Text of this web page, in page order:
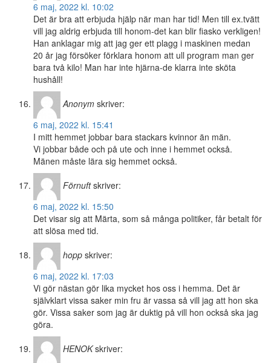
6 maj, 2022 kl. 10:02
Det är bra att erbjuda hjälp när man har tid! Men till ex.tvätt
vill jag aldrig erbjuda till honom-det kan blir fiasko verkligen!
Han anklagar mig att jag ger ett plagg i maskinen medan
20 år jag försöker förklara honom att ull program man ger
bara två kilo! Man har inte hjärna-de klarra inte sköta
hushåll!
Anonym skriver:
6 maj, 2022 kl. 15:41
I mitt hemmet jobbar bara stackars kvinnor än män.
Vi jobbar både och på ute och inne i hemmet också.
Mänen måste lära sig hemmet också.
Förnuft skriver:
6 maj, 2022 kl. 15:50
Det visar sig att Märta, som så många politiker, får betalt för
att slösa med tid.
hopp skriver:
6 maj, 2022 kl. 17:03
Vi gör nästan gör lika mycket hos oss i hemma. Det är
självklart vissa saker min fru är vassa så vill jag att hon ska
gör. Vissa saker som jag är duktig på vill hon också ska jag
göra.
HENOK skriver: